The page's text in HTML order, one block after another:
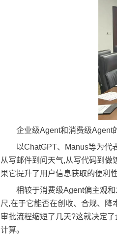
企业级Agent和消费级Agent
以ChatGPT、Manus等为代
从写邮件到问天气,从写代码到做
果它提升了用户信息获取的便利
相较于消费级Agent偏主观
尺,在于它能否在创收、合规、
审批流程缩短了几天?这就决定
计算。